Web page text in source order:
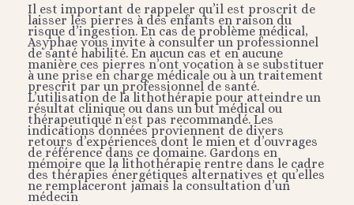
Il est important de rappeler qu’il est proscrit de
laisser les pierres à des enfants en raison du
risque d’ingestion. En cas de problème médical,
Asyphae vous invite à consulter un professionnel
de santé habilité. En aucun cas et en aucune
manière ces pierres n’ont vocation à se substituer
à une prise en charge médicale ou à un traitement
prescrit par un professionnel de santé.
L’utilisation de la lithothérapie pour atteindre un
résultat clinique ou dans un but médical ou
thérapeutique n’est pas recommandé. Les
indications données proviennent de divers
retours d’expériences dont le mien et d’ouvrages
de référence dans ce domaine. Gardons en
mémoire que la lithothérapie rentre dans le cadre
des thérapies énergétiques alternatives et qu’elles
ne remplaceront jamais la consultation d’un
médecin